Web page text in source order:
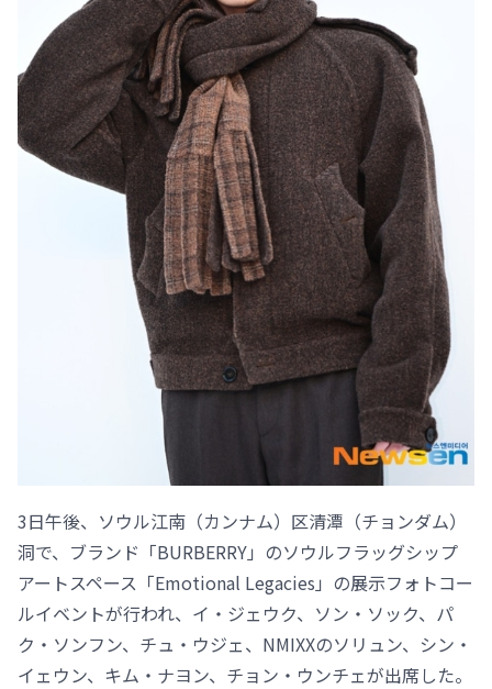
3日午後、ソウル江南（カンナム）区清潭（チョンダム）
洞で、ブランド「BURBERRY」のソウルフラッグシップ
アートスペース「Emotional Legacies」の展示フォトコー
ルイベントが行われ、イ・ジェウク、ソン・ソック、パ
ク・ソンフン、チュ・ウジェ、NMIXXのソリュン、シン・
イェウン、キム・ナヨン、チョン・ウンチェが出席した。